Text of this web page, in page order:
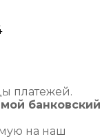
платежей.
банковский
на наш